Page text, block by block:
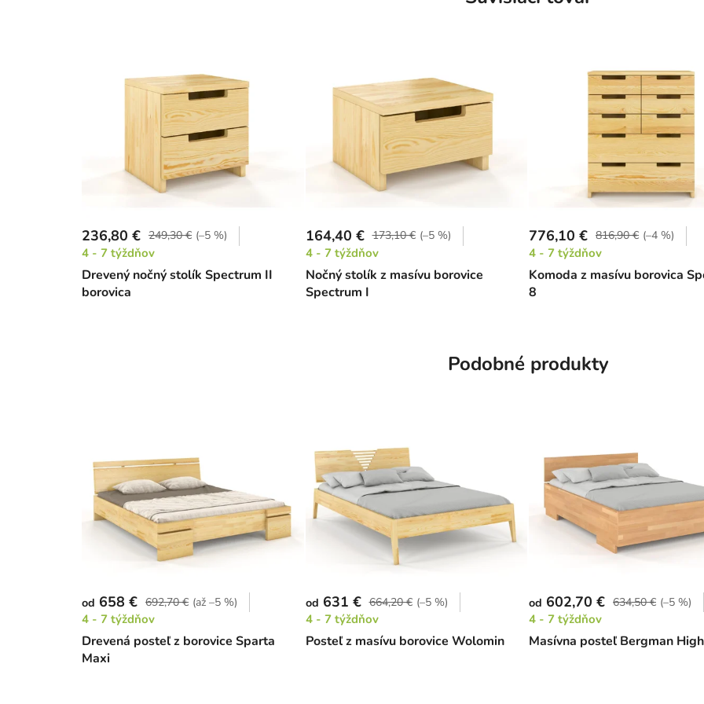
Drevený nočný stolík Spectrum II
borovica
236,80 € 249,30 € (–5 %)
4 - 7 týždňov
Nočný stolík z masívu borovice
Spectrum I
164,40 € 173,10 € (–5 %)
4 - 7 týždňov
Komoda z masívu borovica
8
776,10 € 816,90 € (–4 %)
4 - 7 týždňov
Podobné produkty
Drevená posteľ z borovice Sparta
Maxi
od 658 € 692,70 € (až –5 %)
4 - 7 týždňov
Posteľ z masívu borovice Wolomin
od 631 € 664,20 € (–5 %)
4 - 7 týždňov
Masívna posteľ Bergman
od 602,70 € 634,50 € (–5 %)
4 - 7 týždňov